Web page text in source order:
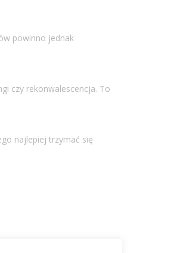
powinno jednak
czy rekonwalescencja. To
najlepiej trzymać się